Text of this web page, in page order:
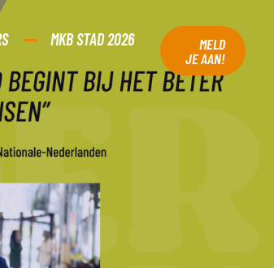
MKB STAD 2026
MELD
JE AAN!